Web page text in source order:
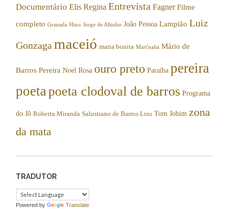
Documentário Elis Regina Entrevista Fagner Filme
completo Granada Hino Jorge de Altinho João Pessoa Lampião Luiz
Gonzaga maceió maria bonita Mart'nalia Mário de
Barros Pereira Noel Rosa ouro preto Paraíba pereira
poetapoeta clodoval de barros Programa
do Jô Roberta Miranda Salustiano de Barros Lins Tom Jobim zona
da mata
TRADUTOR
Powered by Translate